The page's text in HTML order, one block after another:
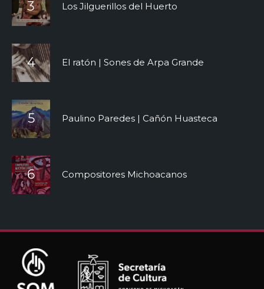
Los Jilguerillos del Huerto
El ratón | Sones de Arpa Grande
Paulino Paredes | Cañón Huasteca
Compositores Michoacanos